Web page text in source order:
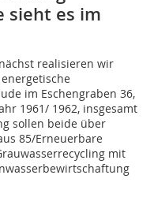
sieht es im
realisieren wir
im Eschengraben 36,
1961/ 1962, insgesamt
sollen beide über
85/Erneuerbare
mit